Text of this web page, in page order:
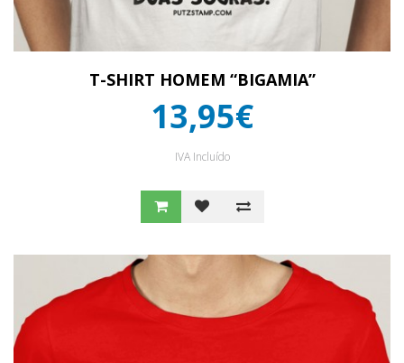
T-SHIRT HOMEM “BIGAMIA”
13,95€
IVA Incluído